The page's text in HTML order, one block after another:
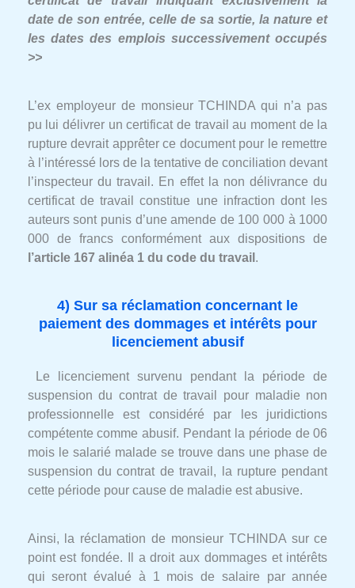
date de son entrée, celle de sa sortie, la nature et
les dates des emplois successivement occupés
>>
L’ex employeur de monsieur TCHINDA qui n’a pas
pu lui délivrer un certificat de travail au moment de la
rupture devrait apprêter ce document pour le remettre
à l’intéressé lors de la tentative de conciliation devant
l’inspecteur du travail. En effet la non délivrance du
certificat de travail constitue une infraction dont les
auteurs sont punis d’une amende de 100 000 à 1000
000 de francs conformément aux dispositions de
l’article 167 alinéa 1 du code du travail .
4) Sur sa réclamation concernant le
paiement des dommages et intérêts pour
licenciement abusif
Le licenciement survenu pendant la période de
suspension du contrat de travail pour maladie non
professionnelle est considéré par les juridictions
compétente comme abusif. Pendant la période de 06
mois le salarié malade se trouve dans une phase de
suspension du contrat de travail, la rupture pendant
cette période pour cause de maladie est abusive.
Ainsi, la réclamation de monsieur TCHINDA sur ce
point est fondée. Il a droit aux dommages et intérêts
qui seront évalué à 1 mois de salaire par année